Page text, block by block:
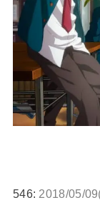
546: 2018/05/